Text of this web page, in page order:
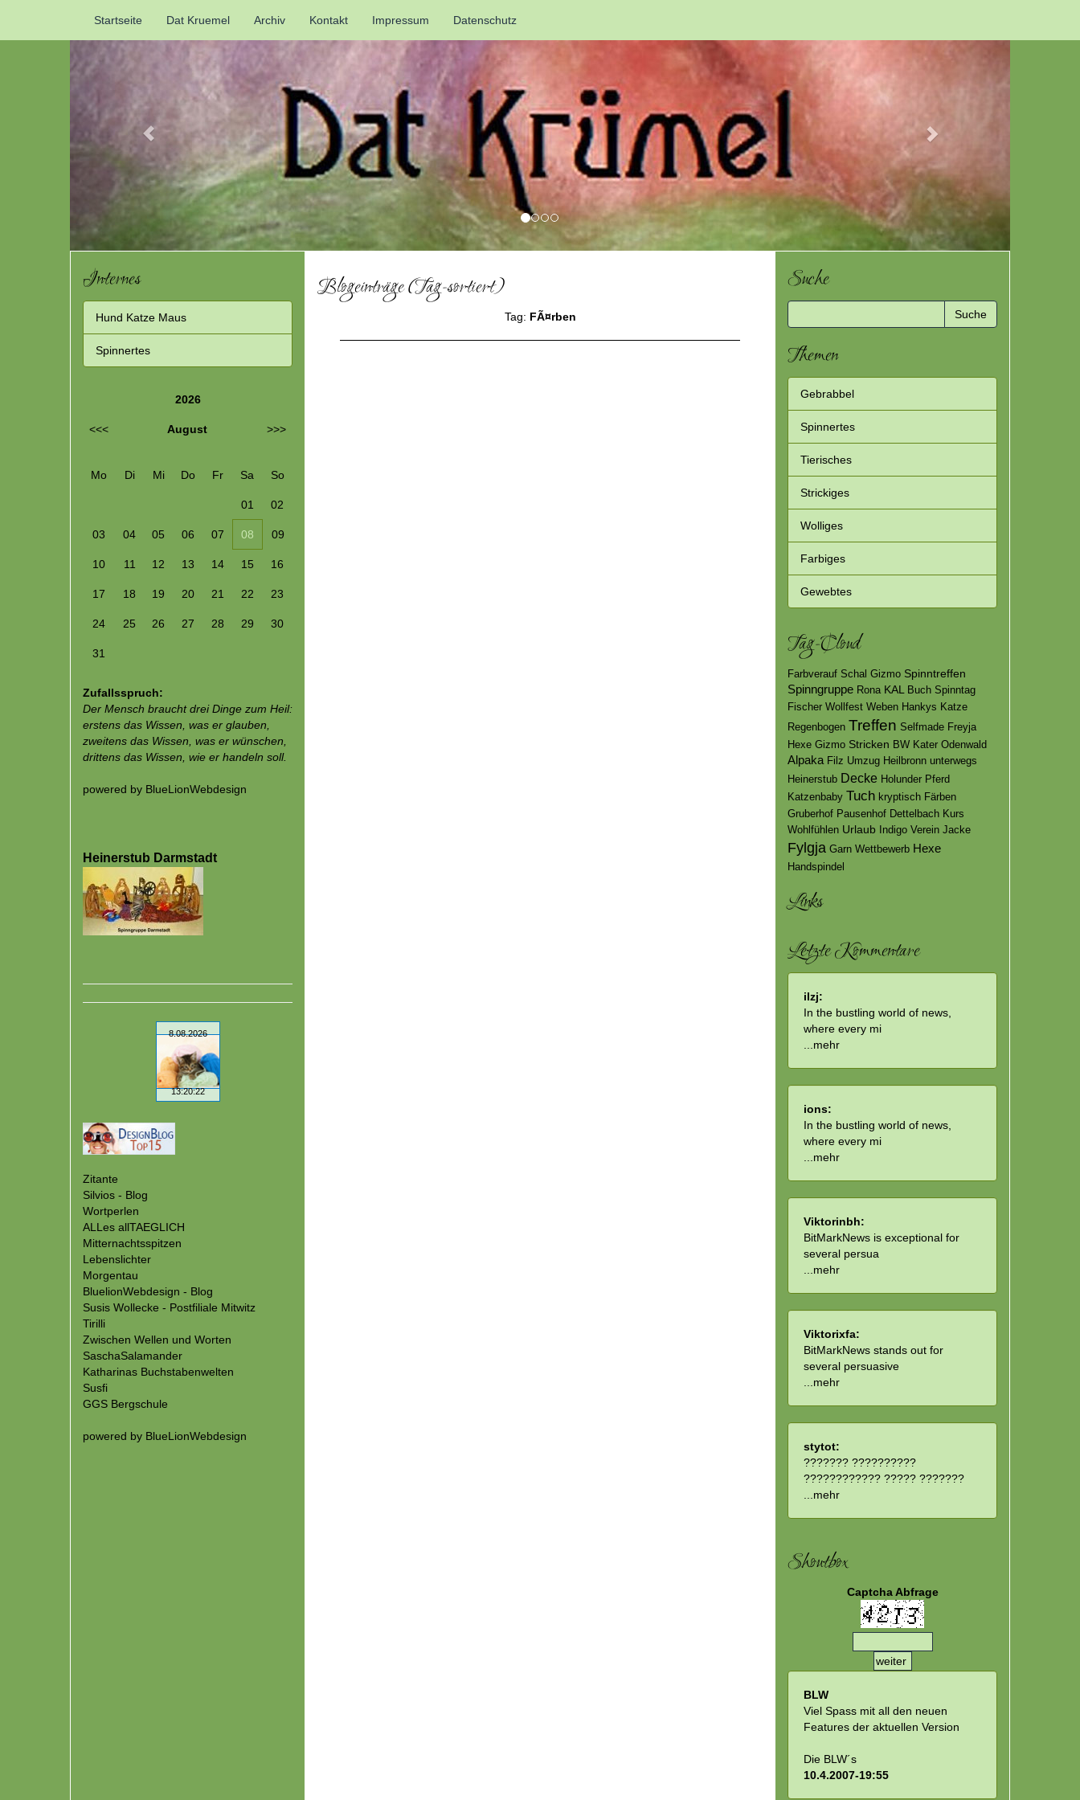
Startseite Dat Kruemel Archiv Kontakt Impressum Datenschutz
Blogeinträge (Tag-sortiert)
Tag: FÃ¤rben
Internes
Hund Katze Maus
Spinnertes
2026
<<< August >>>
Mo Di Mi Do Fr Sa So
01 02
03 04 05 06 07 08 09
10 11 12 13 14 15 16
17 18 19 20 21 22 23
24 25 26 27 28 29 30
31
Zufallsspruch:
Der Mensch braucht drei Dinge zum Heil:
erstens das Wissen, was er glauben,
zweitens das Wissen, was er wünschen,
drittens das Wissen, wie er handeln soll.
powered by BlueLionWebdesign
Heinerstub Darmstadt
Zitante
Silvios - Blog
Wortperlen
ALLes allTAEGLICH
Mitternachtsspitzen
Lebenslichter
Morgentau
BluelionWebdesign - Blog
Susis Wollecke - Postfiliale Mitwitz
Tirilli
Zwischen Wellen und Worten
SaschaSalamander
Katharinas Buchstabenwelten
Susfi
GGS Bergschule
powered by BlueLionWebdesign
Suche
Themen
Gebrabbel
Spinnertes
Tierisches
Strickiges
Wolliges
Farbiges
Gewebtes
Tag-Cloud
Farbverauf Schal Gizmo Spinntreffen
Spinngruppe Rona KAL Buch Spinntag
Fischer Wollfest Weben Hankys Katze
Regenbogen Treffen Selfmade Freyja
Hexe Gizmo Stricken BW Kater Odenwald
Alpaka Filz Umzug Heilbronn unterwegs
Heinerstub Decke Holunder Pferd
Katzenbaby Tuch kryptisch Färben
Gruberhof Pausenhof Dettelbach Kurs
Wohlfühlen Urlaub Indigo Verein Jacke
Fylgja Garn Wettbewerb Hexe
Handspindel
Links
Letzte Kommentare
ilzj:
In the bustling world of news,
where every mi
mehr
ions:
In the bustling world of news,
where every mi
mehr
Viktorinbh:
BitMarkNews is exceptional for
several persua
mehr
Viktorixfa:
BitMarkNews stands out for
several persuasive
mehr
stytot:
??????? ??????????
???????????? ????? ???????
mehr
Shoutbox
Captcha Abfrage
BLW
Viel Spass mit all den neuen
Features der aktuellen Version
Die BLW´s
10.4.2007-19:55